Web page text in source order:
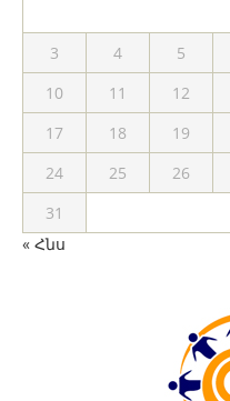
3
4 5
10
11 12
17
18 19
24
25 26
31
« Հնս